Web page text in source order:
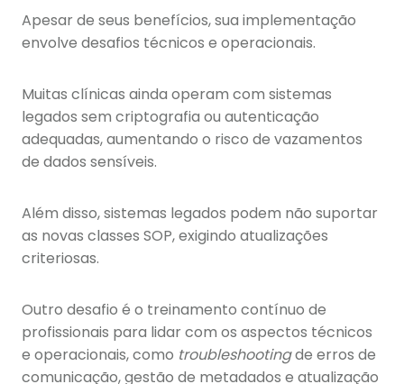
Apesar de seus benefícios, sua implementação
envolve desafios técnicos e operacionais.
Muitas clínicas ainda operam com sistemas
legados sem criptografia ou autenticação
adequadas, aumentando o risco de vazamentos
de dados sensíveis.
Além disso, sistemas legados podem não suportar
as novas classes SOP, exigindo atualizações
criteriosas.
Outro desafio é o treinamento contínuo de
profissionais para lidar com os aspectos técnicos
e operacionais, como troubleshootingde erros de
comunicação, gestão de metadados e atualização